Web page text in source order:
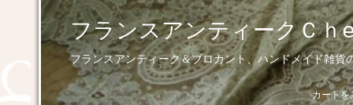
フランスアンティークＣｈ
フランスアンティーク＆ブロカント、ハンドメイド雑貨
カートを